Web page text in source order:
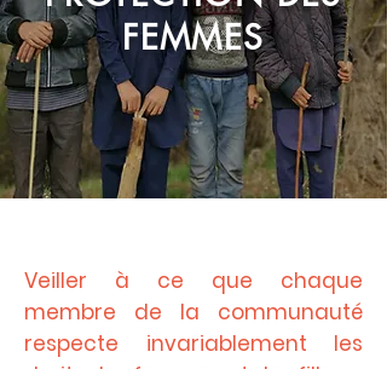
FEMMES
Veiller à ce que chaque
membre de la communauté
respecte invariablement les